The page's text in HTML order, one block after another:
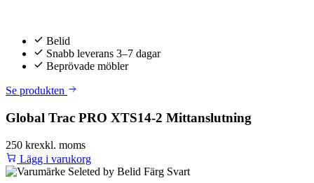
Belid
Snabb leverans 3–7 dagar
Beprövade möbler
Se produkten
Global Trac PRO XTS14-2 Mittanslutning
250 krexkl. moms
Lägg i varukorg